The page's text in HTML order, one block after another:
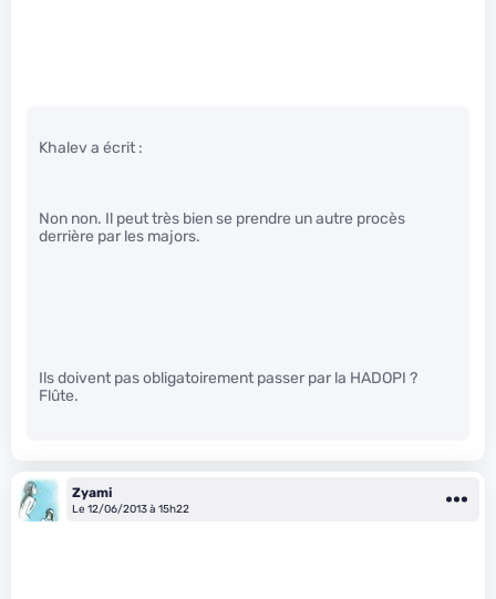
Khalev a écrit :
Non non. Il peut très bien se prendre un autre procès
derrière par les majors.
Ils doivent pas obligatoirement passer par la HADOPI ?
Flûte.
Zyami
Le 12/06/2013 à 15h22